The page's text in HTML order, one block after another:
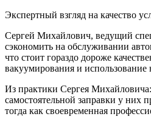
Экспертный взгляд на качество
Сергей Михайлович, ведущий
сэкономить на обслуживании
что стоит гораздо дороже
вакуумирования и использование
Из практики Сергея
самостоятельной заправки у них
тогда как своевременная